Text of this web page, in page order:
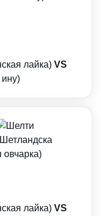
лайка) VS
лайка) VS